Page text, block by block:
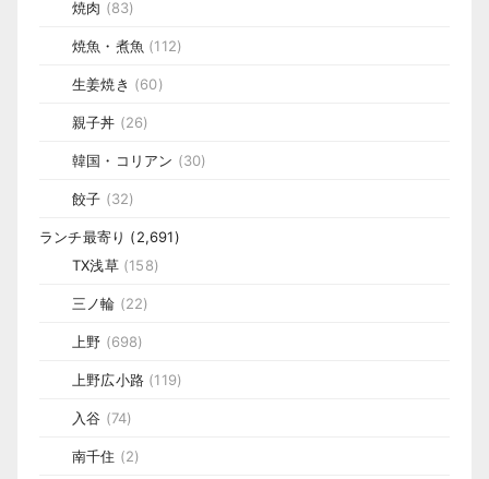
焼肉 (83)
焼魚・煮魚 (112)
生姜焼き (60)
親子丼 (26)
韓国・コリアン (30)
餃子 (32)
ランチ最寄り (2,691)
TX浅草(158)
三ノ輪 (22)
上野 (698)
上野広小路 (119)
入谷 (74)
南千住 (2)